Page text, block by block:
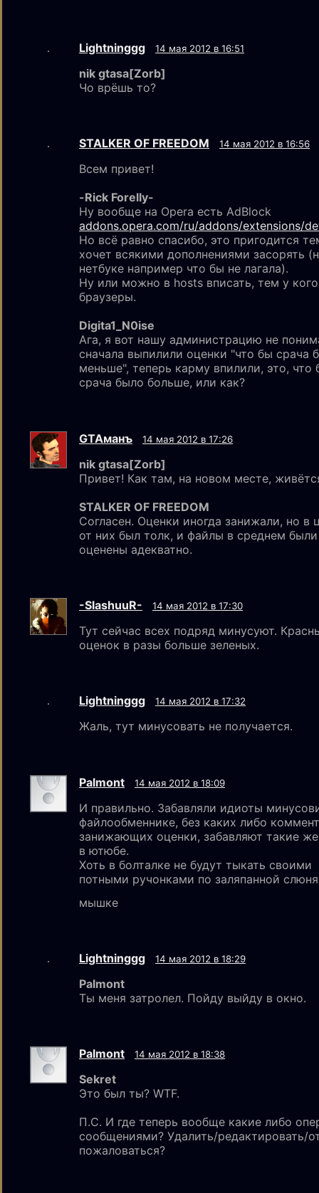
Lightninggg 14 мая 2012 в 16:51
nik gtаsа[Zorb]
Чо врёшь то?
STALKER OF FREEDOM 14 мая 2012 в 16:56
Всем привет!
-Rick Forelly-
Ну вообще на Opera есть AdBlock
addons.opera.com/ru/addons/extensions/
Но всё равно спасибо, это пригодится
хочет всякими дополнениями засорять
нетбуке например что бы не лагала).
Ну или можно в hosts вписать, тем у
браузеры.
Digita1_N0ise
Ага, я вот нашу администрацию не
сначала выпилили оценки "что бы срача
меньше", теперь карму впилили, это, что
срача было больше, или как?
GTAмaнъ 14 мая 2012 в 17:26
nik gtаsа[Zorb]
Привет! Как там, на новом месте,
STALKER OF FREEDOM
Согласен. Оценки иногда занижали, но в
от них был толк, и файлы в среднем были
оценены адекватно.
-SlashuuR- 14 мая 2012 в 17:30
Тут сейчас всех подряд минусуют.
оценок в разы больше зеленых.
Lightninggg 14 мая 2012 в 17:32
Жаль, тут минусовать не получается.
Palmont 14 мая 2012 в 18:09
И правильно. Забавляли идиоты
файлообменнике, без каких либо
занижающих оценки, забавляют такие
в ютюбе.
Хоть в болталке не будут тыкать своими
потными ручонками по заляпанной
мышке
Lightninggg 14 мая 2012 в 18:29
Palmont
Ты меня затролел. Пойду выйду в окно.
Palmont 14 мая 2012 в 18:38
Sekret
Это был ты? WTF.
П.С. И где теперь вообще какие либо
сообщениями? Удалить/редактировать/
пожаловаться?